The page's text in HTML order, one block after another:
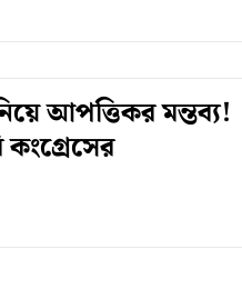
আপত্তিকর মন্তব্য!
কংগ্রেসের